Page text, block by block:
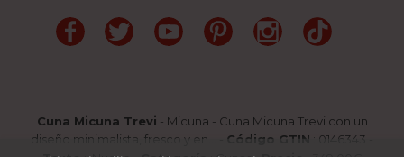
FacebookTwitter YouTube PinterestInstagramTikTok
Cuna Micuna Trevi - Micuna - Cuna Micuna Trevi con un
diseño minimalista, fresco y en...
Código GTIN : 0146343 -